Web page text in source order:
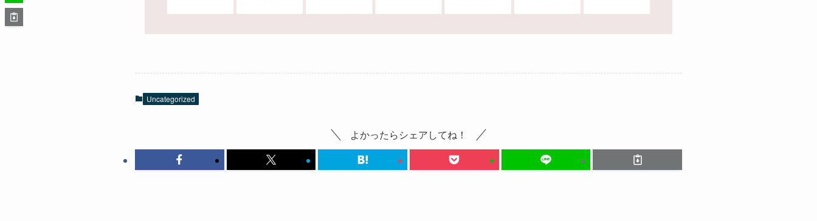
Uncategorized
よかったらシェアしてね！